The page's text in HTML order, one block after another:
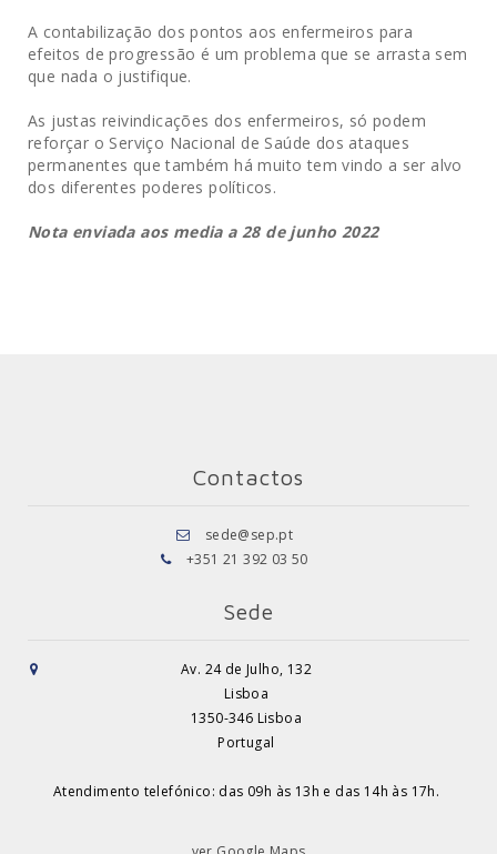
A contabilização dos pontos aos enfermeiros para
efeitos de progressão é um problema que se arrasta sem
que nada o justifique.
As justas reivindicações dos enfermeiros, só podem
reforçar o Serviço Nacional de Saúde dos ataques
permanentes que também há muito tem vindo a ser alvo
dos diferentes poderes políticos.
Nota enviada aos media a 28 de junho 2022
Contactos
sede@sep.pt
+351 21 392 03 50
Sede
Av. 24 de Julho, 132
Lisboa
1350-346 Lisboa
Portugal
Atendimento telefónico: das 09h às 13h e das 14h às 17h.